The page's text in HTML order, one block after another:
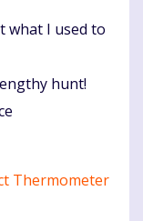
what I used to
hunt!
Thermometer